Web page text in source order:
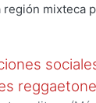
mixteca
que más de
destino
también es
de